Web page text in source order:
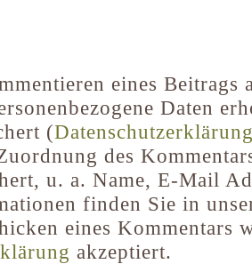
eines Beitrags
Daten
(
des
u. a. Name, E-Mail
finden Sie in
eines Kommentars
akzeptiert.